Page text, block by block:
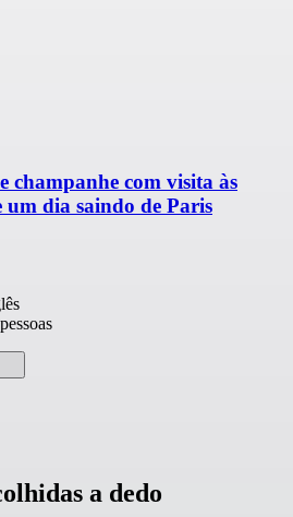
champanhe com visita às
um dia saindo de Paris
a dedo